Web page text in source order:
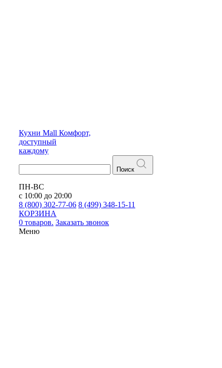
Кухни Mall Комфорт,
доступный
каждому
Поиск
ПН-ВС
с 10:00 до 20:00
8 (800) 302-77-06 8 (499) 348-15-11
КОРЗИНА
0 товаров. Заказать звонок
Меню